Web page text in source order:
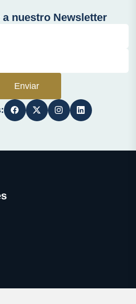
nuestro Newsletter
Enviar